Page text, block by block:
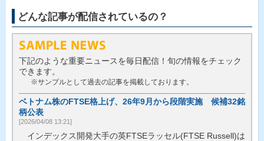
どんな記事が配信されているの？
下記のような重要ニュースを毎日配信！旬の情報をチェック
できます。
※サンプルとして過去の記事を掲載しております。
ベトナム株のFTSE格上げ、26年9月から段階実施 候補32銘
柄公表
[2026/04/08 13:21]
インデックス開発大手の英FTSEラッセル(FTSE Russell)は